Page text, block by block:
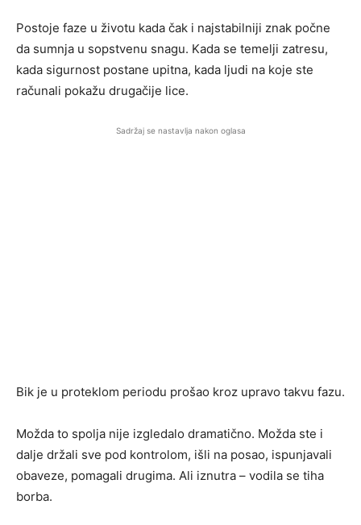
Postoje faze u životu kada čak i najstabilniji znak počne
da sumnja u sopstvenu snagu. Kada se temelji zatresu,
kada sigurnost postane upitna, kada ljudi na koje ste
računali pokažu drugačije lice.
Sadržaj se nastavlja nakon oglasa
Bik je u proteklom periodu prošao kroz upravo takvu fazu.
Možda to spolja nije izgledalo dramatično. Možda ste i
dalje držali sve pod kontrolom, išli na posao, ispunjavali
obaveze, pomagali drugima. Ali iznutra – vodila se tiha
borba.